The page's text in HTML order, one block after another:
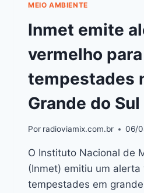
MEIO AMBIENTE
Inmet emite
vermelho para
tempestades
Grande do Sul
Por radioviamix.com.br 06/
O Instituto Nacional de
(Inmet) emitiu um alerta
tempestades em